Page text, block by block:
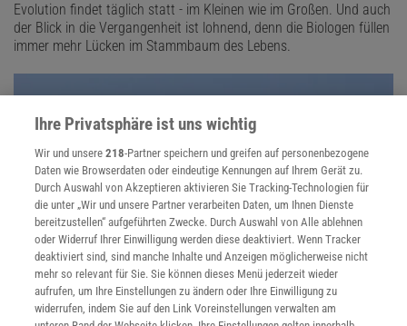
Evolution findet täglich statt - im Kleinen wie im Großen. Und auch
der Blick in die Vergangenheit ist lohnend, denn die Biologen füllen
immer mehr Lücken im Stammbaum des Lebens.
Afrika
Ihre Privatsphäre ist uns wichtig
Wir und unsere218-Partner speichern und greifen auf personenbezogene
Daten wie Browserdaten oder eindeutige Kennungen auf Ihrem Gerät zu.
Durch Auswahl von Akzeptieren aktivieren Sie Tracking-Technologien für
die unter „Wir und unsere Partner verarbeiten Daten, um Ihnen Dienste
bereitzustellen“ aufgeführten Zwecke. Durch Auswahl von Alle ablehnen
oder Widerruf Ihrer Einwilligung werden diese deaktiviert. Wenn Tracker
deaktiviert sind, sind manche Inhalte und Anzeigen möglicherweise nicht
mehr so relevant für Sie. Sie können dieses Menü jederzeit wieder
aufrufen, um Ihre Einstellungen zu ändern oder Ihre Einwilligung zu
widerrufen, indem Sie auf den Link Voreinstellungen verwalten am